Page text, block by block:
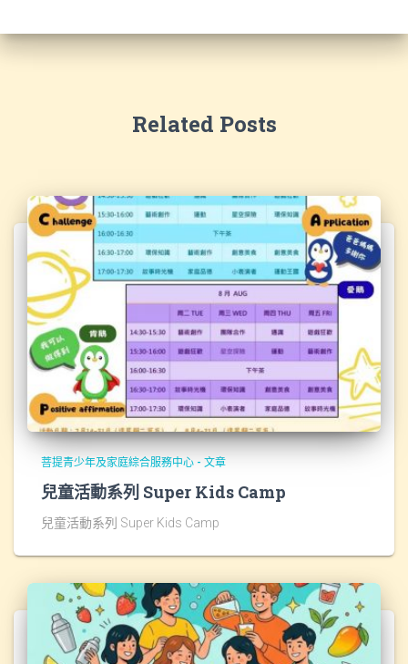
Related Posts
菩提青少年及家庭綜合服務中心 - 文章
兒童活動系列 Super Kids Camp
兒童活動系列 Super Kids Camp